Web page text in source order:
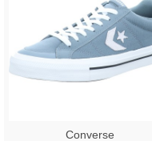
Converse